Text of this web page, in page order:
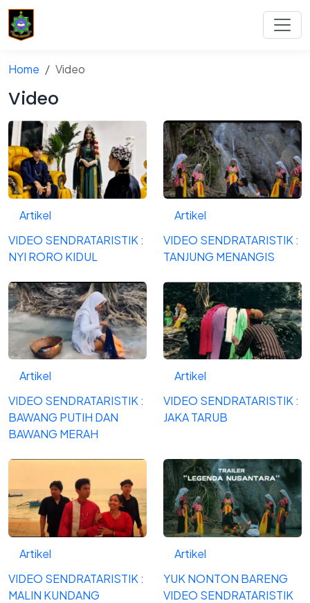
Home Video
Video
Artikel
VIDEO SENDRATARISTIK :
NYI RORO KIDUL
Artikel
VIDEO SENDRATARISTIK :
TANJUNG MENANGIS
Artikel
VIDEO SENDRATARISTIK :
BAWANG PUTIH DAN
BAWANG MERAH
Artikel
VIDEO SENDRATARISTIK :
JAKA TARUB
Artikel
VIDEO SENDRATARISTIK :
MALIN KUNDANG
Artikel
YUK NONTON BARENG
VIDEO SENDRATARISTIK